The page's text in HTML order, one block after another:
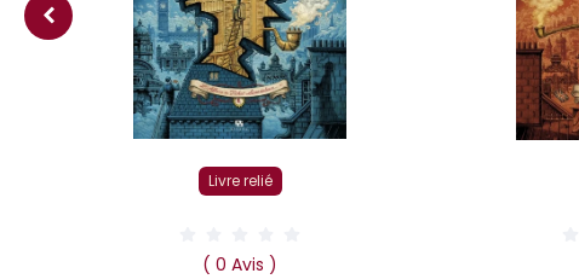
Livre relié
( 0 Avis )